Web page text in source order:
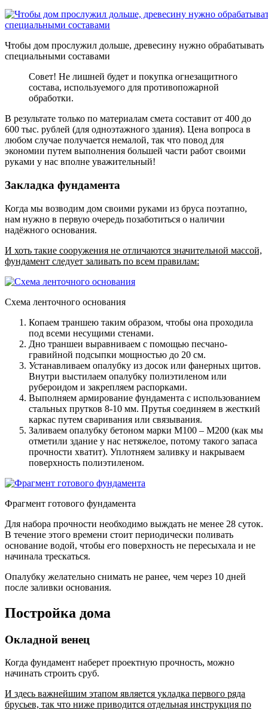
Чтобы дом прослужил дольше, древесину нужно обрабатывать
специальными составами
Совет! Не лишней будет и покупка огнезащитного
состава, используемого для противопожарной
обработки.
В результате только по материалам смета составит от 400 до
600 тыс. рублей (для одноэтажного здания). Цена вопроса в
любом случае получается немалой, так что повод для
экономии путем выполнения большей части работ своими
руками у нас вполне уважительный!
Закладка фундамента
Когда мы возводим дом своими руками из бруса поэтапно,
нам нужно в первую очередь позаботиться о наличии
надёжного основания.
И хоть такие сооружения не отличаются значительной массой,
фундамент следует заливать по всем правилам:
Схема ленточного основания
Копаем траншею таким образом, чтобы она проходила
под всеми несущими стенами.
Дно траншеи выравниваем с помощью песчано-
гравийной подсыпки мощностью до 20 см.
Устанавливаем опалубку из досок или фанерных щитов.
Внутри выстилаем опалубку полиэтиленом или
рубероидом и закрепляем распорками.
Выполняем армирование фундамента с использованием
стальных прутков 8-10 мм. Прутья соединяем в жесткий
каркас путем сваривания или связывания.
Заливаем опалубку бетоном марки М100 – М200 (как мы
отметили здание у нас нетяжелое, потому такого запаса
прочности хватит). Уплотняем заливку и накрываем
поверхность полиэтиленом.
Фрагмент готового фундамента
Для набора прочности необходимо выждать не менее 28 суток.
В течение этого времени стоит периодически поливать
основание водой, чтобы его поверхность не пересыхала и не
начинала трескаться.
Опалубку желательно снимать не ранее, чем через 10 дней
после заливки основания.
Постройка дома
Окладной венец
Когда фундамент наберет проектную прочность, можно
начинать строить сруб.
И здесь важнейшим этапом является укладка первого ряда
брусьев, так что ниже приводится отдельная инструкция по